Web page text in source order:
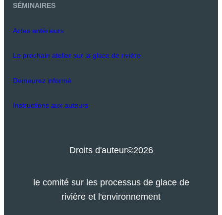
SÉMINAIRES
Actes antérieurs
Le prochain atelier sur la glace de rivière
Demeurez informé
Instructions aux auteurs
Droits d'auteur©2026
le comité sur les processus de glace de
rivière et l'environnement